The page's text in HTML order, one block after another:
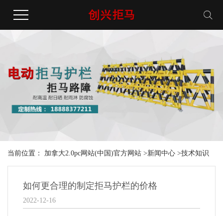
当前位置： 加拿大2.0pc网站(中国)官方网站 >新闻中心 >技术知识
如何更合理的制定拒马护栏的价格
2022-12-16